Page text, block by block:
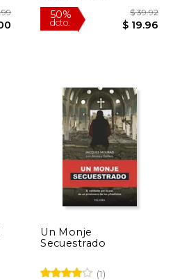
Un Monje
Secuestrado
(1)